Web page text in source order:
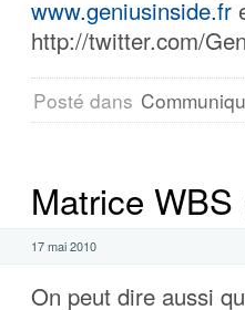
www.geniusinside.fr
http://twitter.com/
Posté dans
Matrice WBS
17 mai 2010
On peut dire aussi